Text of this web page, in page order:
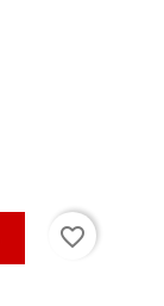
favorite_border